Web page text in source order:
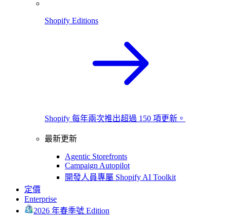
Shopify Editions
Shopify 每年兩次推出超過 150 項更新。
最新更新
Agentic Storefronts
Campaign Autopilot
開發人員專屬 Shopify AI Toolkit
定價
Enterprise
2026 年春季號 Edition